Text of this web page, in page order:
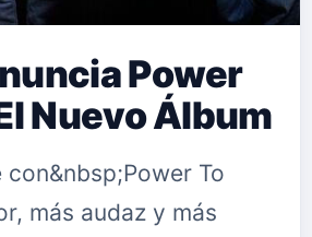
Power
Nuevo Álbum
To
más audaz y más